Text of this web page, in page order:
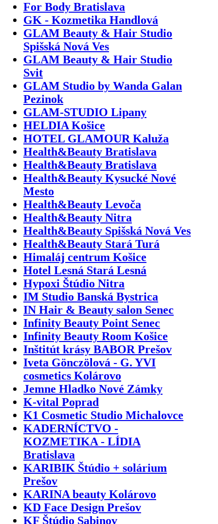
For Body Bratislava
GK - Kozmetika Handlová
GLAM Beauty & Hair Studio
Spišská Nová Ves
GLAM Beauty & Hair Studio
Svit
GLAM Studio by Wanda Galan
Pezinok
GLAM-STUDIO Lipany
HELDIA Košice
HOTEL GLAMOUR Kaluža
Health&Beauty Bratislava
Health&Beauty Bratislava
Health&Beauty Kysucké Nové
Mesto
Health&Beauty Levoča
Health&Beauty Nitra
Health&Beauty Spišská Nová Ves
Health&Beauty Stará Turá
Himaláj centrum Košice
Hotel Lesná Stará Lesná
Hypoxi Štúdio Nitra
IM Studio Banská Bystrica
IN Hair & Beauty salon Senec
Infinity Beauty Point Senec
Infinity Beauty Room Košice
Inštitút krásy BABOR Prešov
Iveta Gönczölová - G. YVI
cosmetics Kolárovo
Jemne Hladko Nové Zámky
K-vital Poprad
K1 Cosmetic Studio Michalovce
KADERNÍCTVO -
KOZMETIKA - LÍDIA
Bratislava
KARIBIK Štúdio + solárium
Prešov
KARINA beauty Kolárovo
KD Face Design Prešov
KF Štúdio Sabinov